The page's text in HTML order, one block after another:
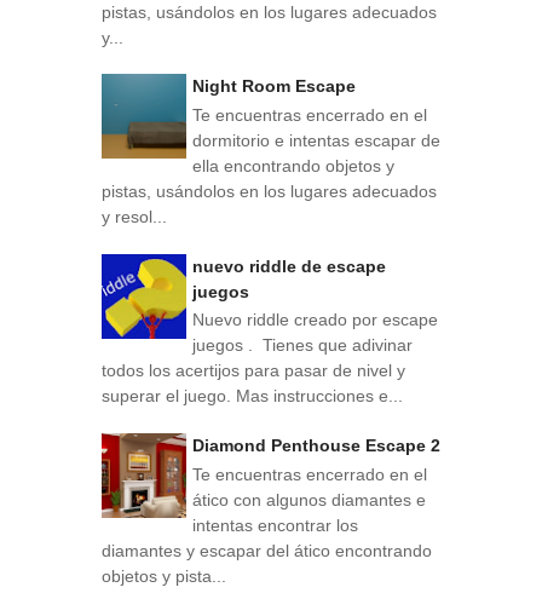
pistas, usándolos en los lugares adecuados
y...
Night Room Escape
Te encuentras encerrado en el
dormitorio e intentas escapar de
ella encontrando objetos y
pistas, usándolos en los lugares adecuados
y resol...
nuevo riddle de escape
juegos
Nuevo riddle creado por escape
juegos . Tienes que adivinar
todos los acertijos para pasar de nivel y
superar el juego. Mas instrucciones e...
Diamond Penthouse Escape 2
Te encuentras encerrado en el
ático con algunos diamantes e
intentas encontrar los
diamantes y escapar del ático encontrando
objetos y pista...